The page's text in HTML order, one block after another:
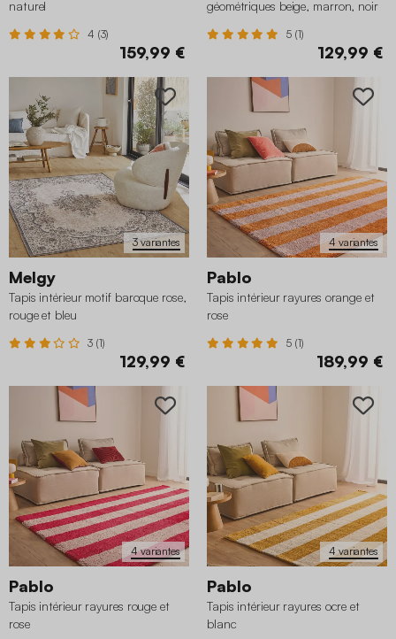
naturel
4 (3)
159,99 €
géométriques beige, marron, noir
5 (1)
129,99 €
3 variantes
Melgy
Tapis intérieur motif baroque rose,
rouge et bleu
3 (1)
129,99 €
4 variantes
Pablo
Tapis intérieur rayures orange et
rose
5 (1)
189,99 €
4 variantes
Pablo
Tapis intérieur rayures rouge et
rose
4 variantes
Pablo
Tapis intérieur rayures ocre et
blanc